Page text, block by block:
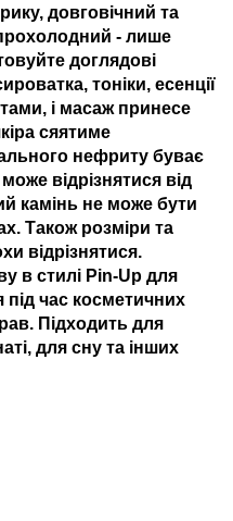
довговічний та
- лише
доглядові
тоніки, есенції
і масаж принесе
сяятиме
нефриту буває
відрізнятися від
камінь не може бути
Також розміри та
відрізнятися.
в стилі Pin-Up для
під час косметичних
Підходить для
для сну та інших